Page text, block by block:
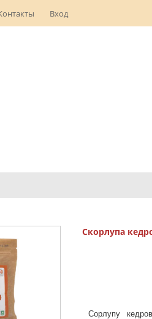
Вход
Скорлупа
Сорлупу